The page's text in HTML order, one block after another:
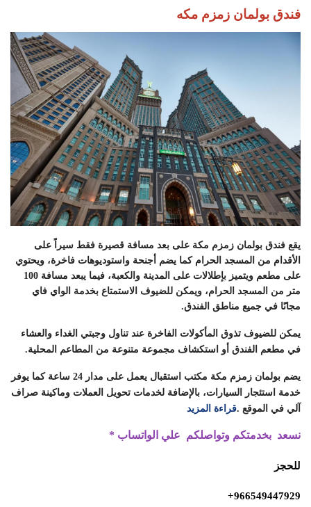
فندق بولمان زمزم مكه
يقع فندق بولمان زمزم مكة على بعد مسافة قصيرة فقط سيراً على
الأقدام من المسجد الحرام كما يضم أجنحة واستوديوهات فاخرة، ويحتوي
على مطعم ويتميز بإطلالات على المدينة والكعبة، فيما يبعد مسافة 100
متر من المسجد الحرام، ويمكن للضيوف الاستمتاع بخدمة الواي فاي
مجانًا في جميع مناطق الفندق.
يمكن للضيوف تذوق المأكولات الفاخرة عند تناول وجبتي الغداء والعشاء
في مطعم الفندق أو استكشاف مجموعة متنوعة من المطاعم المحلية.
يضم بولمان زمزم مكة مكتب استقبال يعمل على مدار 24 ساعة كما يوفر
خدمة استئجار السيارات، بالإضافة لخدمات تحويل العملات وماكينة صراف
آلي في الموقع .قراءة المزيد
نسعد بخدمتكم وتواصلكم علي الواتساب *
للحجز
966549447929+